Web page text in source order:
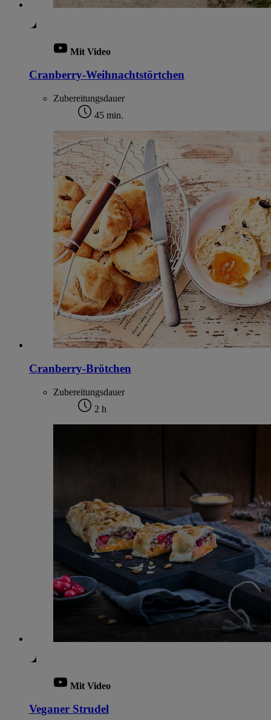
Mit Video
Cranberry-Weihnachtstörtchen
Zubereitungsdauer
45 min.
Cranberry-Brötchen
Zubereitungsdauer
2 h
Mit Video
Veganer Strudel